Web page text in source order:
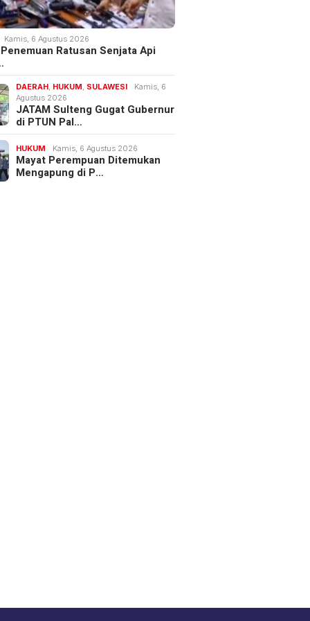
Kamis, 6 Agustus 2026
Ratusan Senjata Api
DAERAH, HUKUM, SULAWESI
Kamis, 6
Agustus 2026
JATAM Sulteng Gugat Gubernur
di PTUN Pal…
HUKUM Kamis, 6 Agustus 2026
Mayat Perempuan Ditemukan
Mengapung di P…